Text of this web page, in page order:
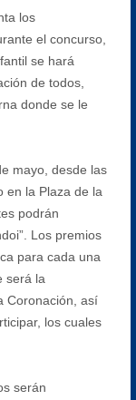
los
el concurso,
se hará
de todos,
donde se le
mayo, desde las
en la Plaza de la
podrán
Los premios
para cada una
será la
Coronación, así
los cuales
serán